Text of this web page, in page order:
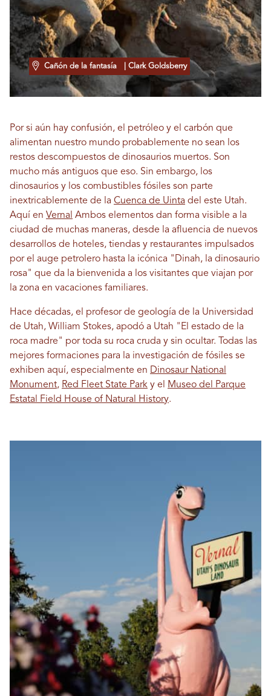
Cañón de la fantasía | Clark Goldsberry
Por si aún hay confusión, el petróleo y el carbón que
alimentan nuestro mundo probablemente no sean los
restos descompuestos de dinosaurios muertos. Son
mucho más antiguos que eso. Sin embargo, los
dinosaurios y los combustibles fósiles son parte
inextricablemente de la Cuenca de Uinta del este Utah.
Aquí en Vernal Ambos elementos dan forma visible a la
ciudad de muchas maneras, desde la afluencia de nuevos
desarrollos de hoteles, tiendas y restaurantes impulsados ​​
por el auge petrolero hasta la icónica "Dinah, la dinosaurio
rosa" que da la bienvenida a los visitantes que viajan por
la zona en vacaciones familiares.
Hace décadas, el profesor de geología de la Universidad
de Utah, William Stokes, apodó a Utah "El estado de la
roca madre" por toda su roca cruda y sin ocultar. Todas las
mejores formaciones para la investigación de fósiles se
exhiben aquí, especialmente en Dinosaur National
Monument, Red Fleet State Park y el
Museo del Parque
Estatal Field House of Natural History.